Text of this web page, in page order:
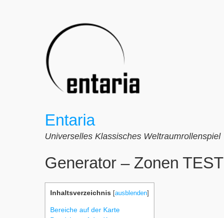
Entaria
Universelles Klassisches Weltraumrollenspiel
Generator – Zonen TEST
Inhaltsverzeichnis [ausblenden]
Bereiche auf der Karte